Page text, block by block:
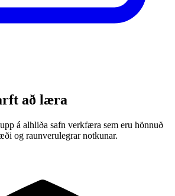
að læra
á alhliða safn verkfæra sem eru hönnuð
og raunverulegrar notkunar.